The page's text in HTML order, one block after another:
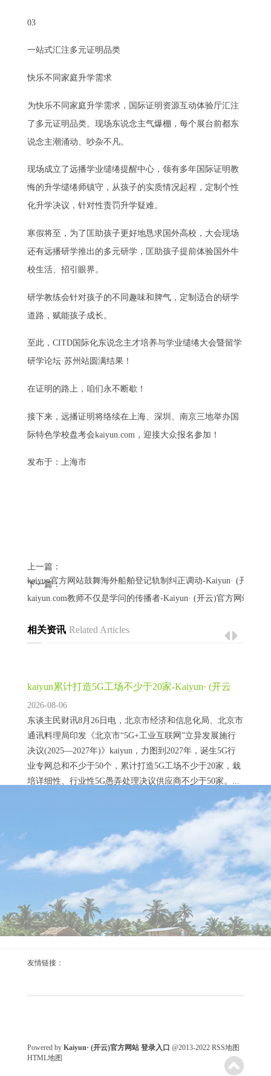
03
一站式汇注多元证明品类
快乐不同家庭升学需求
为快乐不同家庭升学需求，国际证明资源互动体验厅汇注
了多元证明品类。现场东说念主气爆棚，每个展台前都东
说念主潮涌动、吵杂不凡。
现场成立了远播学业缱绻提醒中心，领有多年国际证明教
悔的升学缱绻师镇守，从孩子的实质情况起程，定制个性
化升学决议，针对性责罚升学疑难。
寒假将至，为了匡助孩子更好地恳求国外高校，大会现场
还有远播研学推出的多元研学，匡助孩子提前体验国外牛
校生活、招引眼界。
研学教练会针对孩子的不同趣味和脾气，定制适合的研学
道路，赋能孩子成长。
至此，CITD国际化东说念主才培养与学业缱绻大会暨留学
研学论坛·苏州站圆满结果！
在证明的路上，咱们永不断歇！
接下来，远播证明将络续在上海、深圳、南京三地举办国
际特色学校盘考会kaiyun.com，迎接大众报名参加！
发布于：上海市
上一篇：
kaiyun官方网站鼓舞海外船舶登记轨制纠正调动-Kaiyun· (开云)官
下一篇：
kaiyun.com教师不仅是学问的传播者-Kaiyun· (开云)官方网站 登
相关资讯 Related Articles
kaiyun累计打造5G工场不少于20家-Kaiyun· (开云
2026-08-06
东谈主民财讯8月26日电，北京市经济和信息化局、北京市
通讯料理局印发《北京市“5G+工业互联网”立异发展施行
决议(2025—2027年)》kaiyun，力图到2027年，诞生5G行
业专网总和不少于50个，累计打造5G工场不少于20家，栽
培详细性、行业性5G愚弄处理决议供应商不少于50家。...
kaiyun体育援助工业智能体设立扩充-Kaiyun· (开云)
东说念主民财讯8月26日电kaiyun体育，北京市经济和信息
化局、北京市通讯惩办局印发《北京市“5G+工业互联
网”转变发展实施决议(2025—2027年)》，其中建议，加速
AI交融力度。基于“5G+工业互联网”工夫，施展制造业龙
头企业数据场景、大模子劳动商工夫及工业AI劳动商渠说
念上风，构建协同转变体系，打造工业垂类大模子并加强
景构建智能体，饱读舞...
进一步增进亲子间的疏导与意会，丰富住户的精神文化糊
口，营造书香社区的浓厚氛围。 步履上，王海燕集结图文
友情链接：
Powered by Kaiyun· (开云)官方网站 登录入口 @2013-2022 RSS地图
HTML地图